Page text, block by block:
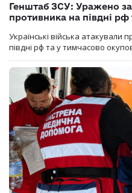
Генштаб ЗСУ: Уражено
противника на півдні
Українські війська атакували
півдні рф та у тимчасово